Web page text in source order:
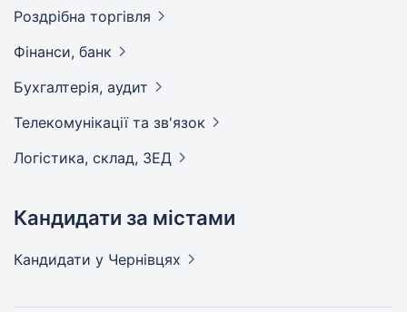
Роздрібна торгівля
Фінанси, банк
Бухгалтерія, аудит
Телекомунікації та зв'язок
Логістика, склад, ЗЕД
Кандидати за містами
Кандидати у Чернівцях